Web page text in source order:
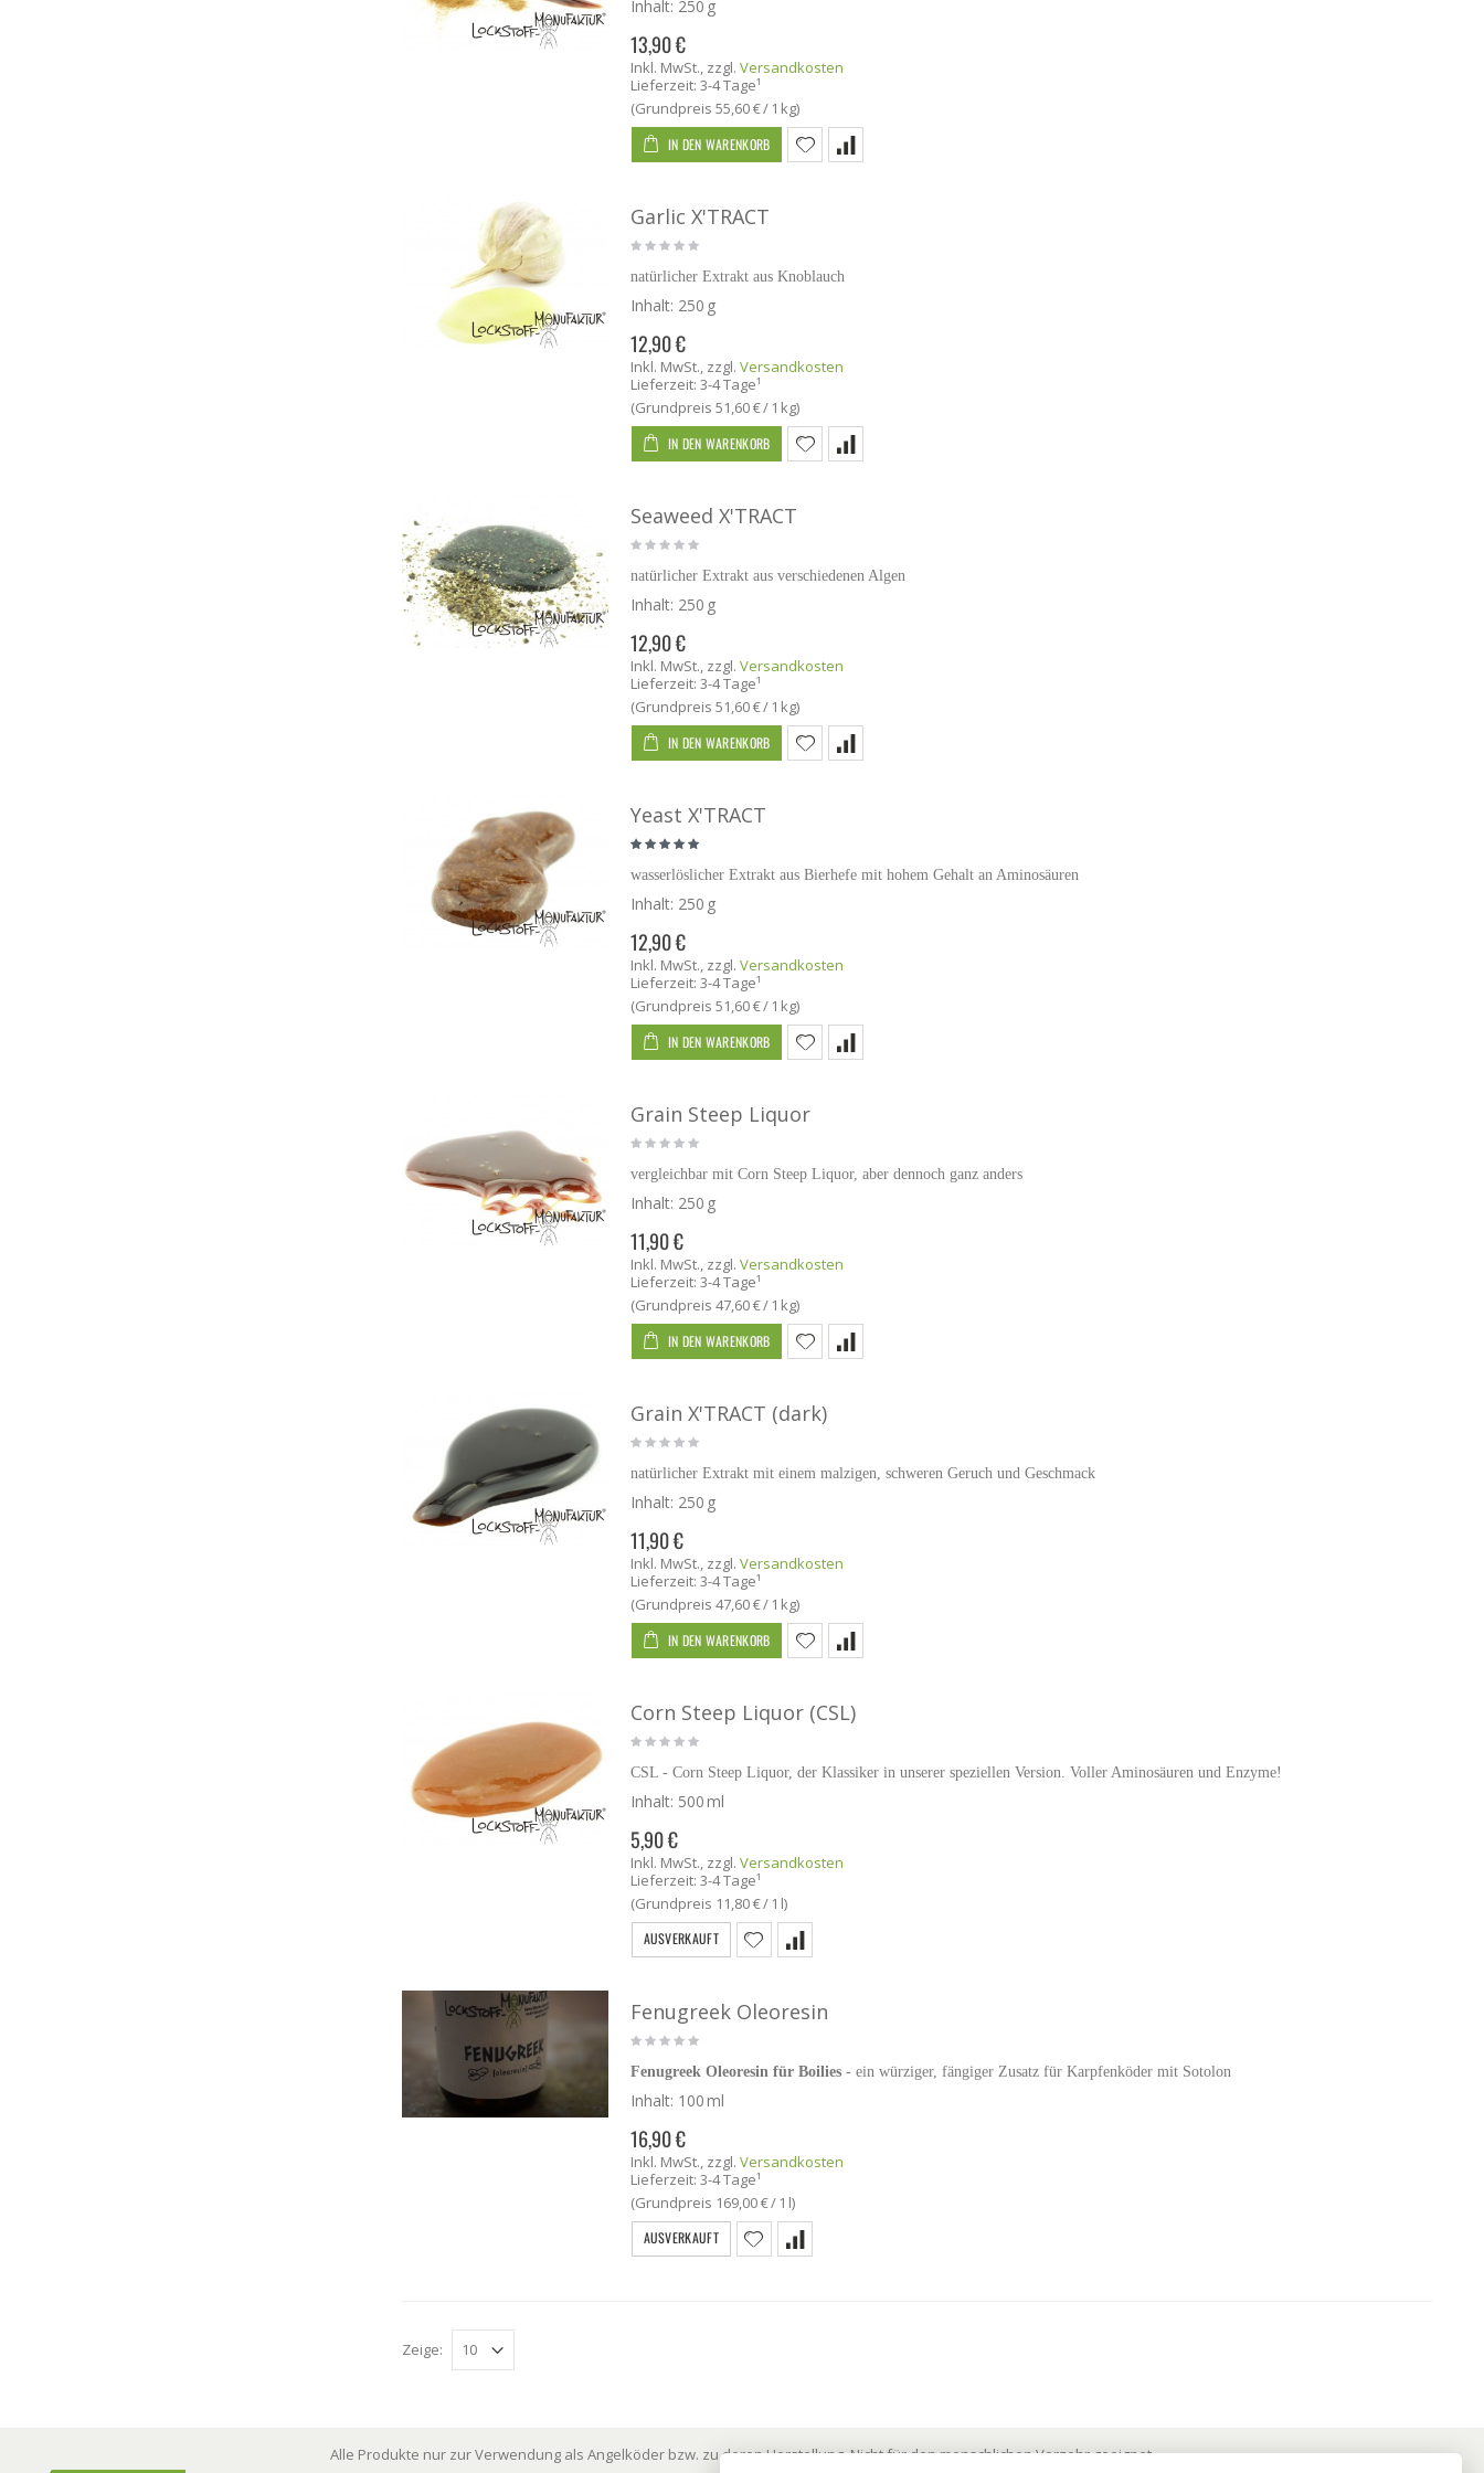
Inhalt: 250 g
13,90 €
Inkl. MwSt. zzgl. Versandkosten
Lieferzeit: 3-4 Tage¹
(Grundpreis 55,60 €/ 1 kg)
IN DEN WARENKORB
Garlic X'TRACT
natürlicher Extrakt aus Knoblauch
Inhalt: 250 g
12,90 €
Inkl. MwSt. zzgl. Versandkosten
Lieferzeit: 3-4 Tage¹
(Grundpreis 51,60 €/ 1 kg)
IN DEN WARENKORB
Seaweed X'TRACT
natürlicher Extrakt aus verschiedenen Algen
Inhalt: 250 g
12,90 €
Inkl. MwSt. zzgl. Versandkosten
Lieferzeit: 3-4 Tage¹
(Grundpreis 51,60 €/ 1 kg)
IN DEN WARENKORB
Yeast X'TRACT
wasserlöslicher Extrakt aus Bierhefe mit hohem Gehalt an Aminosäuren
Inhalt: 250 g
12,90 €
Inkl. MwSt. zzgl. Versandkosten
Lieferzeit: 3-4 Tage¹
(Grundpreis 51,60 €/ 1 kg)
IN DEN WARENKORB
Grain Steep Liquor
vergleichbar mit Corn Steep Liquor, aber dennoch ganz anders
Inhalt: 250 g
11,90 €
Inkl. MwSt. zzgl. Versandkosten
Lieferzeit: 3-4 Tage¹
(Grundpreis 47,60 €/ 1 kg)
IN DEN WARENKORB
Grain X'TRACT (dark)
natürlicher Extrakt mit einem malzigen, schweren Geruch und Geschmack
Inhalt: 250 g
11,90 €
Inkl. MwSt. zzgl. Versandkosten
Lieferzeit: 3-4 Tage¹
(Grundpreis 47,60 €/ 1 kg)
IN DEN WARENKORB
Corn Steep Liquor (CSL)
CSL - Corn Steep Liquor, der Klassiker in unserer speziellen Version. Voller Aminosäuren und Enzyme!
Inhalt: 500 ml
5,90 €
Inkl. MwSt. zzgl. Versandkosten
Lieferzeit: 3-4 Tage¹
(Grundpreis 11,80 €/ 1 l)
AUSVERKAUFT
Fenugreek Oleoresin
Fenugreek Oleoresin für Boilies- ein würziger, fängiger Zusatz für Karpfenköder mit Sotolon
Inhalt: 100 ml
16,90 €
Inkl. MwSt. zzgl. Versandkosten
Lieferzeit: 3-4 Tage¹
(Grundpreis 169,00 €/ 1 l)
AUSVERKAUFT
Zeige:
Alle Produkte nur zur Verwendung als Angelköder bzw. zu deren Herstellung. Nicht für den menschlichen Verzehr geeignet.